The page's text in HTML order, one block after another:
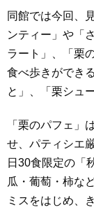
同館では今回、
ンティー」や「
ラート」、「栗
食べ歩きができ
と」、「栗シュ
「栗のパフェ」
せ、パティシエ
日30食限定の「
瓜・葡萄・柿な
ミスをはじめ、